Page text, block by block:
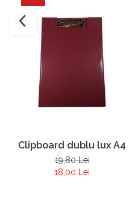
Clipboard dublu lux A4
19,80 Lei
18,00 Lei